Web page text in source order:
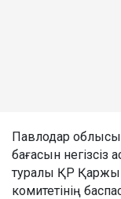
Павлодар
бағасын негізсіз
туралы ҚР Қаржы
комитетінің